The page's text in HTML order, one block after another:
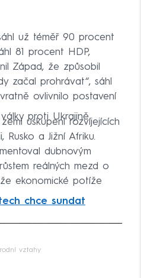
už téměř 90 procent
81 procent HDP,
Západ, že způsobil
začal prohrávat“, sáhl
ovlivnilo postavení
proti Ukrajině.
uskupení rozvíjejících
Rusko a Jižní Afriku.
dubnovým
reálných mezd o
ekonomické potíže
chce sundat
vztahy